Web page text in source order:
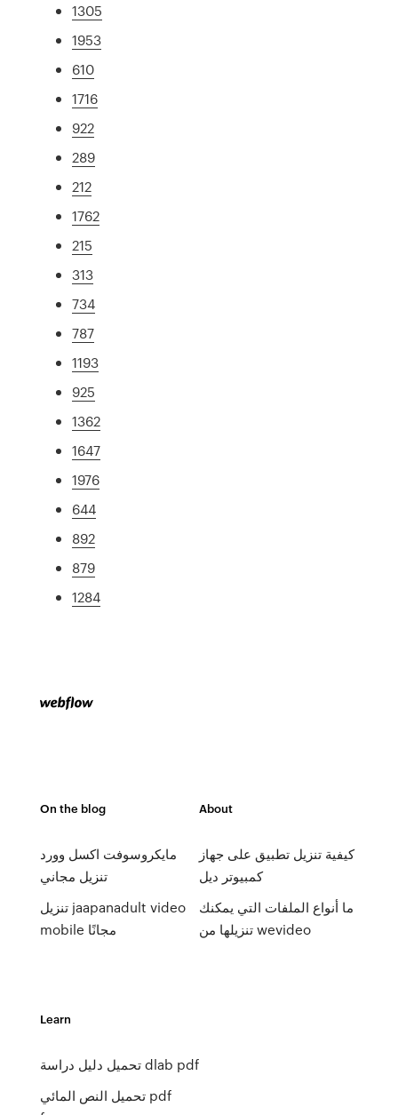
1305
1953
610
1716
922
289
212
1762
215
313
734
787
1193
925
1362
1647
1976
644
892
879
1284
On the blog
مايكروسوفت اكسل وورد
تنزيل مجاني
تنزيل jaapanadult video
mobile مجانًا
About
كيفية تنزيل تطبيق على جهاز
كمبيوتر ديل
ما أنواع الملفات التي يمكنك
تنزيلها من wevideo
Learn
تحميل دليل دراسة dlab pdf
تحميل النص المائي pdf